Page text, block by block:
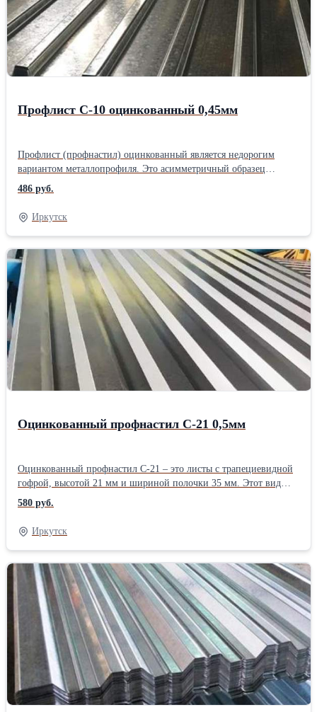
Профлист С-10 оцинкованный 0,45мм
Профлист (профнастил) оцинкованный является недорогим
вариантом металлопрофиля. Это асимметричный образец
профлиста, в котором лицевая часть выглядит как чередование
узких волн, а другая – широких. Из-за того, что С-10 обладает
весьма скромной способностью переносить большие нагрузки,
его почти не применяют в качестве кровельного покрытия.
Профнастил оцинкованный С-10 имеет малую глубину волны,
но довольно приличную рабочую ширину – 1100 мм. Это
асимметричный образец профлиста, в котором лицевая часть
выглядит как чередование узких волн, а другая – широких.
Купить оцинкованный профлист С-10 можно как в стандарте 2
или 6 метров, так и в любой необходимой длине. Минимальный
размер профлиста для заказа: 0,5 метра, максимальный 12
метров. Срок изготовления партии более 50 кв. метров от 2 до 5
дней (если объем меньше – с открытой датой готовности).
Подробнее про профлист С-10
486 руб.
Иркутск
Оцинкованный профнастил С-21 0,5мм
Оцинкованный профнастил С-21 – это листы с трапециевидной
гофрой, высотой 21 мм и шириной полочки 35 мм. Этот вид
профиля отличает высокая устойчивость к деформации,
благодаря близко расположенным ребрам жесткости. С-21 будет
прочной базой для стабильной кровли, основательного забора
каркаса остановочного комплекса и других небольших построек.
Симметричные гребни профиля делают его стойким к
физическим повреждениям, придавая хорошую прочность на
изгиб. Профнастил оцинкованный С-21 выпускается в 2-х видах:
прямой и обратный прокат, для кровли используется только
прямой (лицевая сторона А). Благодаря высоте гофры в 21 мм –
эти листы очень легко совмещаются при монтаже, паз в паз.
Подробнее о профлисте С-21
580 руб.
Иркутск